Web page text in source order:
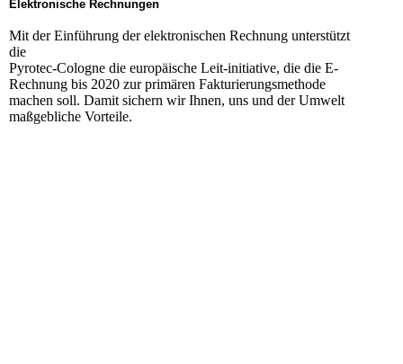
Elektronische Rechnungen
Mit der Einführung der elektronischen Rechnung unterstützt
die
Pyrotec-Cologne die europäische Leit-initiative, die die E-
Rechnung bis 2020 zur primären Fakturierungsmethode
machen soll. Damit sichern wir Ihnen, uns und der Umwelt
maßgebliche Vorteile.